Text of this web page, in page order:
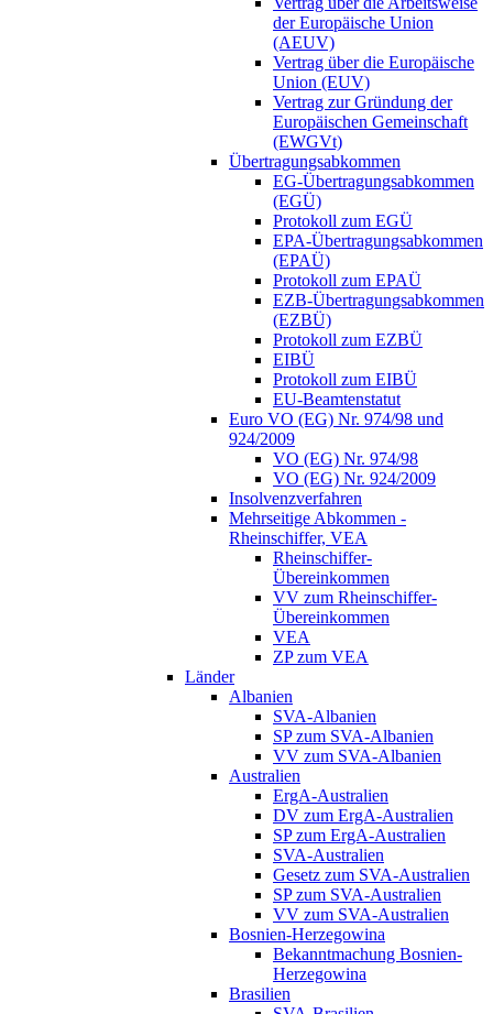
der Europäische Union
(AEUV)
Vertrag über die Europäische
Union (EUV)
Vertrag zur Gründung der
Europäischen Gemeinschaft
(EWGVt)
Übertragungsabkommen
EG-Übertragungsabkommen
(EGÜ)
Protokoll zum EGÜ
EPA-Übertragungsabkommen
(EPAÜ)
Protokoll zum EPAÜ
EZB-Übertragungsabkommen
(EZBÜ)
Protokoll zum EZBÜ
EIBÜ
Protokoll zum EIBÜ
EU-Beamtenstatut
Euro VO (EG) Nr. 974/98 und
924/2009
VO (EG) Nr. 974/98
VO (EG) Nr. 924/2009
Insolvenzverfahren
Mehrseitige Abkommen -
Rheinschiffer, VEA
Rheinschiffer-
Übereinkommen
VV zum Rheinschiffer-
Übereinkommen
VEA
ZP zum VEA
Länder
Albanien
SVA-Albanien
SP zum SVA-Albanien
VV zum SVA-Albanien
Australien
ErgA-Australien
DV zum ErgA-Australien
SP zum ErgA-Australien
SVA-Australien
Gesetz zum SVA-Australien
SP zum SVA-Australien
VV zum SVA-Australien
Bosnien-Herzegowina
Bekanntmachung Bosnien-
Herzegowina
Brasilien